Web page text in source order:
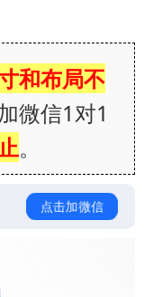
和布局不
微信1对1
。
点击加微信